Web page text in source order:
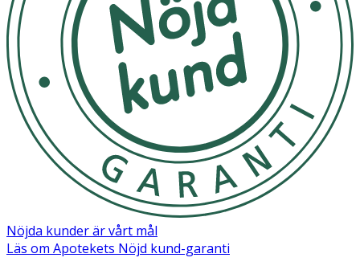
Nöjda kunder är vårt mål
Läs om Apotekets Nöjd kund-garanti